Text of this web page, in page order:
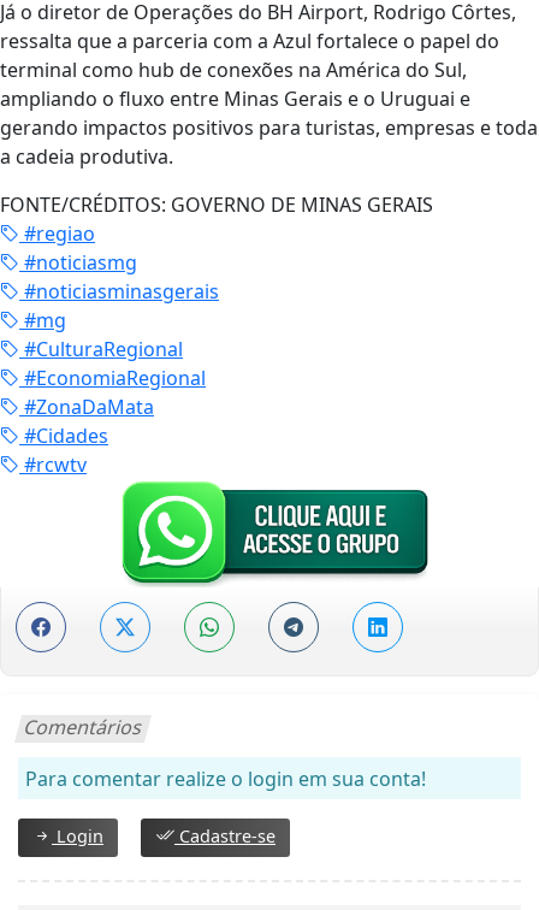
Já o diretor de Operações do BH Airport, Rodrigo Côrtes,
ressalta que a parceria com a Azul fortalece o papel do
terminal como hub de conexões na América do Sul,
ampliando o fluxo entre Minas Gerais e o Uruguai e
gerando impactos positivos para turistas, empresas e toda
a cadeia produtiva.
FONTE/CRÉDITOS: GOVERNO DE MINAS GERAIS
#regiao
#noticiasmg
#noticiasminasgerais
#mg
#CulturaRegional
#EconomiaRegional
#ZonaDaMata
#Cidades
#rcwtv
Comentários
Para comentar realize o login em sua conta!
Login Cadastre-se